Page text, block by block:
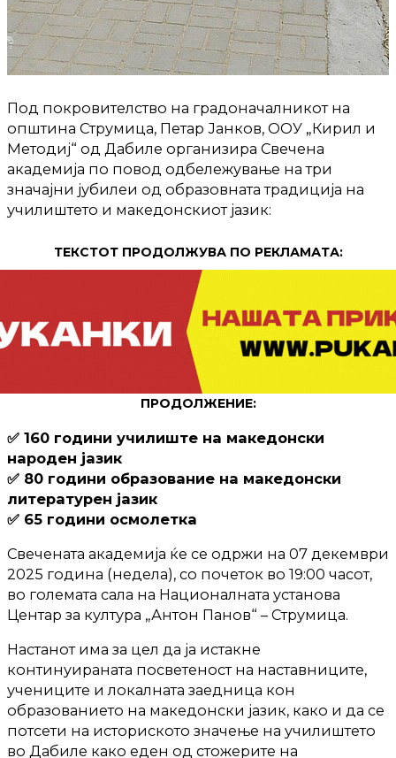
Под покровителство на градоначалникот на
општина Струмица, Петар Јанков, ООУ „Кирил и
Методиј“ од Дабиле организира Свечена
академија по повод одбележување на три
значајни јубилеи од образовната традиција на
училиштето и македонскиот јазик:
ТЕКСТОТ ПРОДОЛЖУВА ПО РЕКЛАМАТА:
ПРОДОЛЖЕНИЕ:
✅ 160 години училиште на македонски
народен јазик
✅ 80 години образование на македонски
литературен јазик
✅ 65 години осмолетка
Свечената академија ќе се одржи на 07 декември
2025 година (недела), со почеток во 19:00 часот,
во големата сала на Националната установа
Центар за култура „Антон Панов“ – Струмица.
Настанот има за цел да ја истакне
континуираната посветеност на наставниците,
учениците и локалната заедница кон
образованието на македонски јазик, како и да се
потсети на историското значење на училиштето
во Дабиле како еден од стожерите на